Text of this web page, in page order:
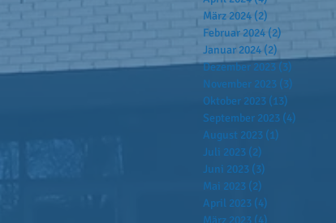
März 2024 (2)
Februar 2024 (2)
Januar 2024 (2)
Dezember 2023 (3)
November 2023 (3)
Oktober 2023 (13)
September 2023 (4)
August 2023 (1)
Juli 2023 (2)
Juni 2023 (3)
Mai 2023 (2)
April 2023 (4)
März 2023 (4)